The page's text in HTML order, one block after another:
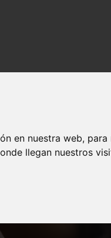
en nuestra web,
llegan nuestros